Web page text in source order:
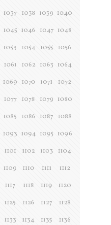
1037 1038 1039 1040
1045 1046 1047 1048
1053 1054 1055
1056
1061 1062 1063 1064
1069 1070 1071
1072
1077 1078 1079 1080
1085 1086 1087
1088
1093 1094 1095 1096
1101 1102 1103
1104
1109 1110 1111
1112
1117 1118 1119
1120
1125 1126 1127
1128
1133 1134 1135
1136